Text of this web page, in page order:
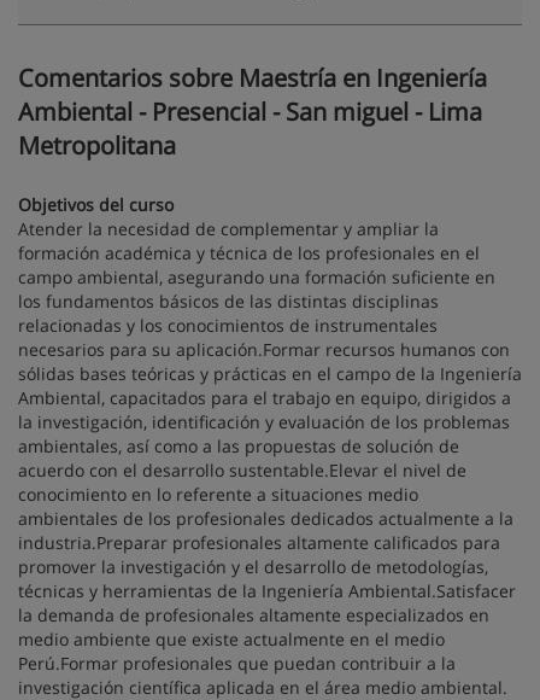
Comentarios sobre Maestría en Ingeniería
Ambiental - Presencial - San miguel - Lima
Metropolitana
Objetivos del curso
Atender la necesidad de complementar y ampliar la
formación académica y técnica de los profesionales en el
campo ambiental, asegurando una formación suficiente en
los fundamentos básicos de las distintas disciplinas
relacionadas y los conocimientos de instrumentales
necesarios para su aplicación.Formar recursos humanos con
sólidas bases teóricas y prácticas en el campo de la Ingeniería
Ambiental, capacitados para el trabajo en equipo, dirigidos a
la investigación, identificación y evaluación de los problemas
ambientales, así como a las propuestas de solución de
acuerdo con el desarrollo sustentable.Elevar el nivel de
conocimiento en lo referente a situaciones medio
ambientales de los profesionales dedicados actualmente a la
industria.Preparar profesionales altamente calificados para
promover la investigación y el desarrollo de metodologías,
técnicas y herramientas de la Ingeniería Ambiental.Satisfacer
la demanda de profesionales altamente especializados en
medio ambiente que existe actualmente en el medio
Perú.Formar profesionales que puedan contribuir a la
investigación científica aplicada en el área medio ambiental.